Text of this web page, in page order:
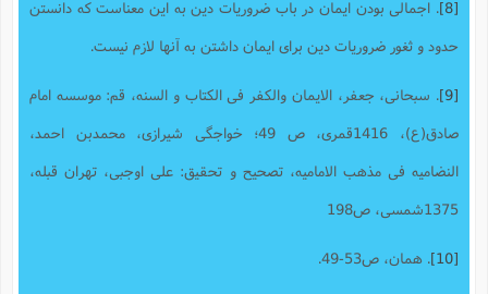
. اجمالی بودن ایمان در باب ضروریات دین به این معناست که دانستن
حدود و ثغور ضروریات دین برای ایمان داشتن به آنها لازم نیست.
. سبحانی، جعفر، الایمان والکفر فی الکتاب و السنه، قم: موسسه امام
صادق(ع)، 1416قمری، ص 49؛ خواجگی شیرازی، محمدبن احمد،
النضامیه فی مذهب الامامیه، تصحیح و تحقیق: علی اوجبی، تهران قبله،
1375شمسی، ص198
. همان، ص53-49.